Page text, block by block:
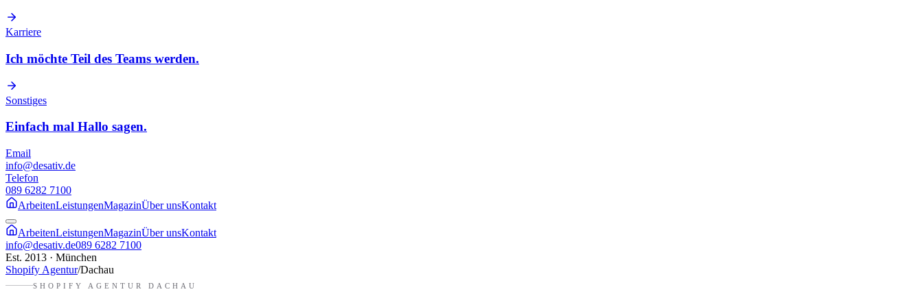
Karriere
Ich möchte Teil des Teams werden.
Sonstiges
Einfach mal Hallo sagen.
Email
info@desativ.de
Telefon
089 6282 7100
ArbeitenLeistungenMagazinÜber unsKontakt
ArbeitenLeistungenMagazinÜber unsKontakt
info@desativ.de089 6282 7100
Est. 2013 · München
Shopify Agentur/Dachau
SHOPIFY AGENTUR DACHAU